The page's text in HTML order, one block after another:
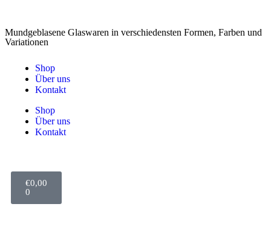
Mundgeblasene Glaswaren in verschiedensten Formen, Farben und
Variationen
Shop
Über uns
Kontakt
Shop
Über uns
Kontakt
€0,00
0